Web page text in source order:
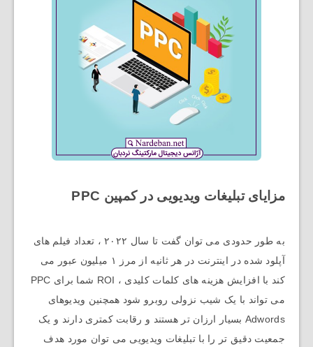
مزایای تبلیغات ویدیویی در کمپین PPC
به طور حدودی می توان گفت تا سال ۲۰۲۲ ، تعداد فیلم های
آپلود شده در اینترنت در هر ثانیه از مرز ۱ میلیون عبور می
کند با افزایش هزینه های کلمات کلیدی ، ROI شما برای PPC
می تواند با یک شیب نزولی روبرو شود همچنین ویدیوهای
Adwords بسیار ارزان تر هستند و رقابت کمتری دارند و یک
جمعیت دقیق تر را با تبلیغات ویدیویی می توان مورد هدف